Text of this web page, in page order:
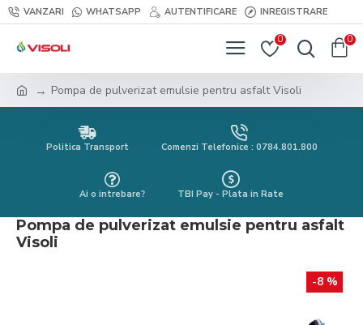
VANZARI WHATSAPP AUTENTIFICARE INREGISTRARE
0 0
Pompa de pulverizat emulsie pentru asfalt Visoli
Politica Transport Comenzi Telefonice : 0784.801.800
Ai o intrebare? TBI Pay - Plata in Rate
Pompa de pulverizat emulsie pentru asfalt
Visoli
-8 %